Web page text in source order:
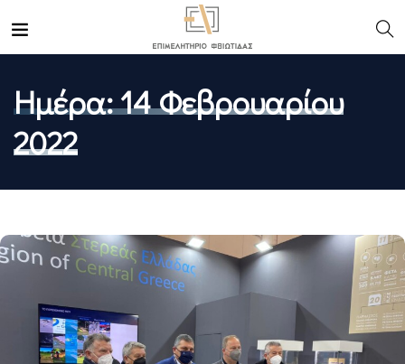
Ημέρα:14 Φεβρουαρίου
2022